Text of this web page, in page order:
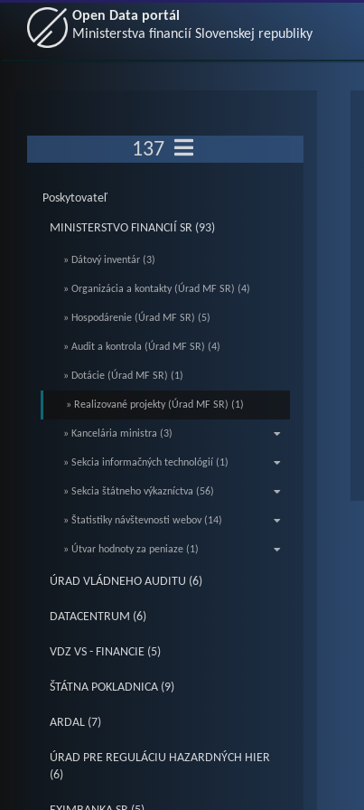
Open Data portál
Ministerstva financií Slovenskej republiky
137
Poskytovateľ
MINISTERSTVO FINANCIÍ SR (93)
» Dátový inventár (3)
» Organizácia a kontakty (Úrad MF SR) (4)
» Hospodárenie (Úrad MF SR) (5)
» Audit a kontrola (Úrad MF SR) (4)
» Dotácie (Úrad MF SR) (1)
» Realizované projekty (Úrad MF SR) (1)
» Kancelária ministra (3)
» Sekcia informačných technológií (1)
» Sekcia štátneho výkazníctva (56)
» Štatistiky návštevnosti webov (14)
» Útvar hodnoty za peniaze (1)
ÚRAD VLÁDNEHO AUDITU (6)
DATACENTRUM (6)
VDZ VS - FINANCIE (5)
ŠTÁTNA POKLADNICA (9)
ARDAL (7)
ÚRAD PRE REGULÁCIU HAZARDNÝCH HIER
(6)